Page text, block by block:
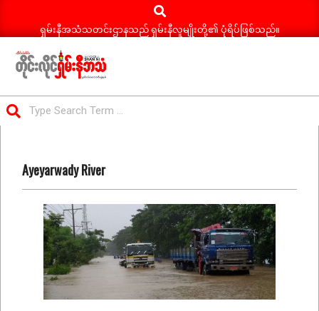
Search
ရှမ်းနီအသံသတင်းဌာနသည် ရှမ်းနီလူမျိုးတို့၏ ပုံရိပ်ဖြစ်သည်။
ရှမ်း
နီ
သတင်း
MenuAyeyarwady River